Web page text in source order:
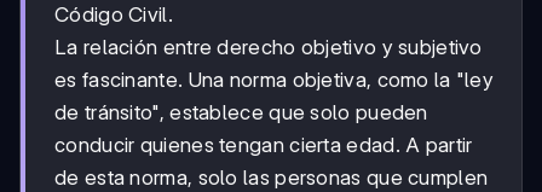
Código Civil.
La relación entre derecho objetivo y subjetivo
es fascinante. Una norma objetiva, como la "ley
de tránsito", establece que solo pueden
conducir quienes tengan cierta edad. A partir
de esta norma, solo las personas que cumplen